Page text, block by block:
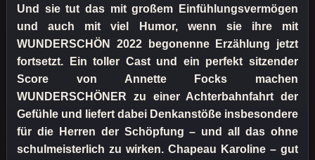
Und sie tut das mit großem Einfühlungsvermögen
und auch mit viel Humor, wenn sie ihre mit
WUNDERSCHÖN 2022 begonenne Erzählung jetzt
fortsetzt. Ein toller Cast und ein perfekt sitzender
Score von Annette Focks machen
WUNDERSCHÖNER zu einer Achterbahnfahrt der
Gefühle und liefert dabei Denkanstöße insbesondere
für die Herren der Schöpfung – und all das ohne
schulmeisterlich zu wirken. Chapeau Karoline – gut